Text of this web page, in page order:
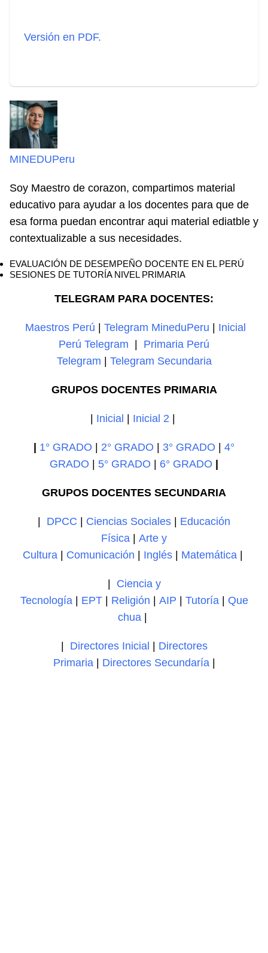
Versión en PDF.
MINEDUPeru
Soy Maestro de corazon, compartimos material
educativo para ayudar a los docentes para que de
esa forma puedan encontrar aqui material ediatble y
contextualizable a sus necesidades.
EVALUACIÓN DE DESEMPEÑO DOCENTE EN EL PERÚ
SESIONES DE TUTORÍA NIVEL PRIMARIA
TELEGRAM PARA DOCENTES:
Maestros Perú Telegram MineduPeru
Inicial
Perú Telegram
Primaria Perú
Telegram
Telegram Secundaria
GRUPOS DOCENTES PRIMARIA
Inicial Inicial 2
1° GRADO 2° GRADO 3° GRADO
4°
GRADO
5° GRADO 6° GRADO
GRUPOS DOCENTES SECUNDARIA
DPCC Ciencias Sociales
Educación
Física
Arte y
Cultura| Comunicación Inglés| Matemática|
Ciencia y
Tecnología| EPT| Religión AIP Tutoría| Que
chua
Directores Inicial
Directores
Primaria| Directores Secundaría|